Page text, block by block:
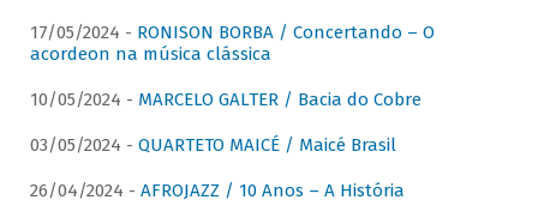
17/05/2024 - RONISON BORBA / Concertando – O
acordeon na música clássica
10/05/2024 - MARCELO GALTER / Bacia do Cobre
03/05/2024 - QUARTETO MAICÉ / Maicé Brasil
26/04/2024 - AFROJAZZ / 10 Anos – A História